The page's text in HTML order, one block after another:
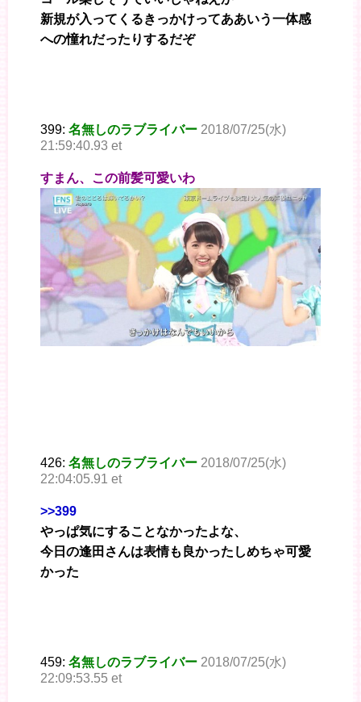
新規が入ってくるきっかけってああいう一体感
への憧れだったりするだぞ
399: 名無しのラブライバー 2018/07/25(水)
21:59:40.93 et
すまん、この前髪可愛いわ
426: 名無しのラブライバー 2018/07/25(水)
22:04:05.91 et
>>399
やっぱ気にすることなかったよな、
今日の逢田さんは表情も良かったしめちゃ可愛
かった
459: 名無しのラブライバー 2018/07/25(水)
22:09:53.55 et